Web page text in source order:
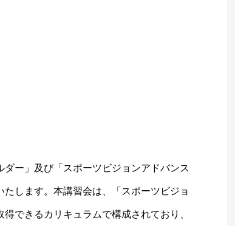
ー」及び「スポーツビジョンアドバンス
します。本講習会は、「スポーツビジョ
できるカリキュラムで構成されており、